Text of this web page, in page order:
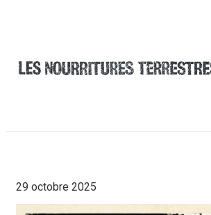
29 octobre 2025